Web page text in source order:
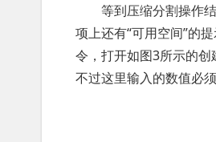
等到压缩分割操作
项上还有“可用空间”的
令，打开如图3所示的创
不过这里输入的数值必